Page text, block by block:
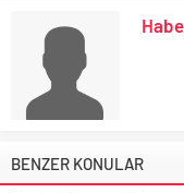
BENZER KONULAR